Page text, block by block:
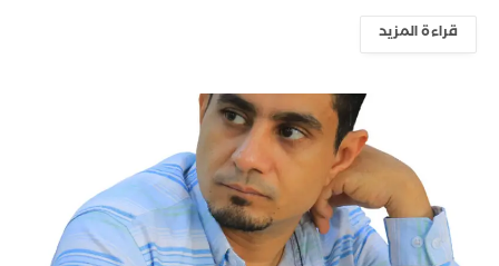
قراءة المزيد